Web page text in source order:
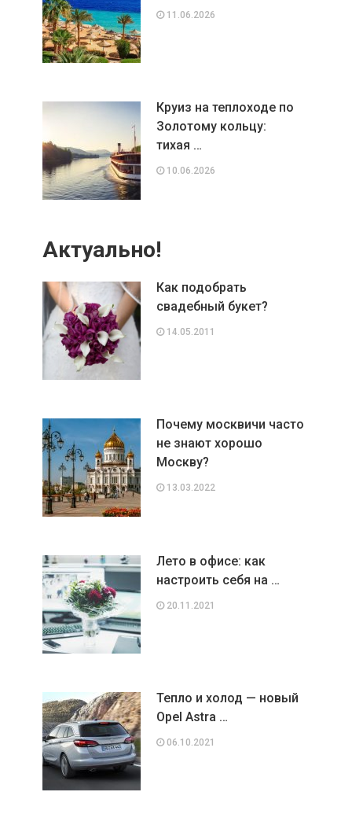
11.06.2026
Круиз на теплоходе по
Золотому кольцу:
тихая …
10.06.2026
Актуально!
Как подобрать
свадебный букет?
14.05.2011
Почему москвичи часто
не знают хорошо
Москву?
13.03.2022
Лето в офисе: как
настроить себя на …
20.11.2021
Тепло и холод — новый
Opel Astra …
06.10.2021